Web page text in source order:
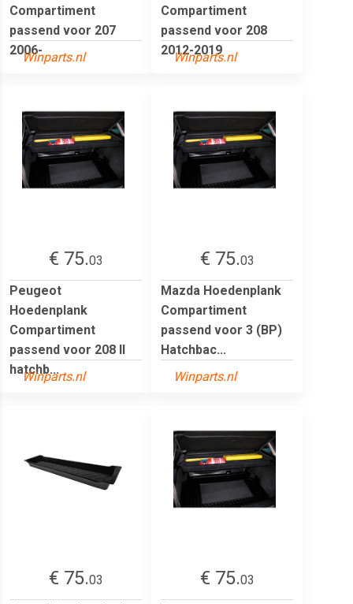
Compartiment
passend voor 207
2006-
Winparts.nl
Compartiment
passend voor 208
2012-2019
Winparts.nl
€ 75.03
Peugeot
Hoedenplank
Compartiment
passend voor 208 II
hatchb...
Winparts.nl
€ 75.03
Mazda Hoedenplank
Compartiment
passend voor 3 (BP)
Hatchbac...
Winparts.nl
€ 75.03
€ 75.03